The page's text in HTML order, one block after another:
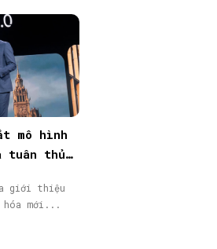
mô hình
tuân thủ
giới thiệu
hóa mới...